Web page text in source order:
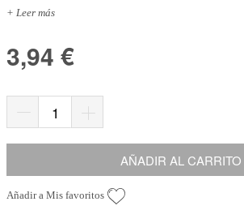
+ Leer más
3,94 €
AÑADIR AL CARRITO
Añadir a Mis favoritos